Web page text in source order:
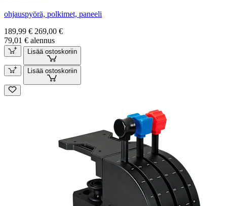
ohjauspyörä, polkimet, paneeli
189,99 € 269,00 €
79,01 € alennus
Lisää ostoskoriin
Lisää ostoskoriin